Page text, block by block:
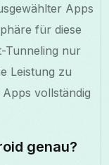
Apps
für diese
Tunneling nur
Leistung zu
vollständig
genau?